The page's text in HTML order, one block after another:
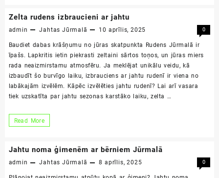
jahtas
Zelta rudens izbraucieni ar jahtu
admin Jahtas Jūrmalā 10 aprīlis, 2025 0
Baudiet dabas krāšņumu no jūras skatpunkta Rudens Jūrmalā ir
īpašs. Lapkritis ietin piekrasti zeltaini sārtos toņos, un jūras miers
rada neaizmirstamu atmosfēru. Ja meklējat unikālu veidu, kā
izbaudīt šo burvīgo laiku, izbrauciens ar jahtu rudenī ir viena no
labākajām izvēlēm. Kāpēc izvēlēties jahtu rudenī? Lai arī vasara
tiek uzskatīta par jahtu sezonas karstāko laiku, zelta …
Zelta
izbraucieni
Read More
Jahtu noma ģimenēm ar bērniem Jūrmalā
admin Jahtas Jūrmalā 8 aprīlis, 2025 0